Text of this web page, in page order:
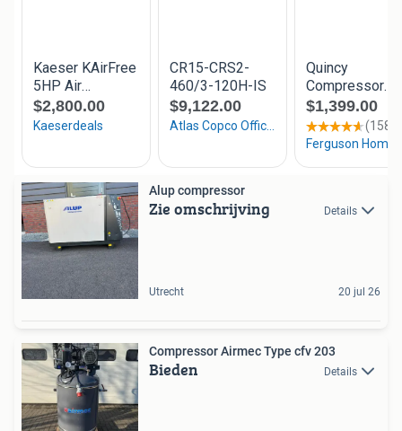
Alup compressor
Zie omschrijving Details
Utrecht 20 jul 26
Compressor Airmec Type cfv 203
Bieden Details